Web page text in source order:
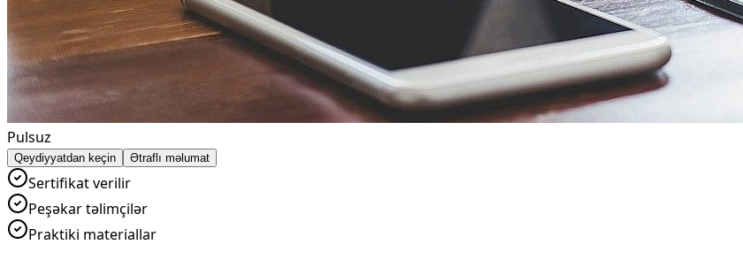
Pulsuz
Qeydiyyatdan keçin Ətraflı məlumat
Sertifikat verilir
Peşəkar təlimçilər
Praktiki materiallar